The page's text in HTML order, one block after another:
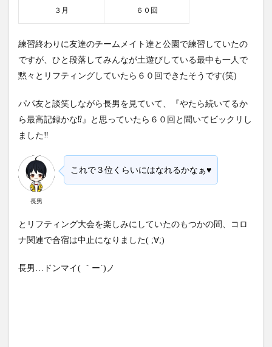
３月 ６０回
練習終わりに友達のチームメイト達と公園で練習していたの
ですが、ひと段落してみんなが土遊びしている最中も一人で
黙々とリフティングしていたら６０回できたそうです(笑)
パパ友と談笑しながら長男を見ていて、『やたら続いてるか
ら最高記録かな⁉』と思っていたら６０回と聞いてビックリし
ました‼
長男
これで３位くらいにはなれるかなぁ♥
とリフティング大会を楽しみにしていたのもつかの間、コロ
ナ関連で合宿は中止になりました( ;∀;)
長男…ドンマイ( ｀ー´)ノ